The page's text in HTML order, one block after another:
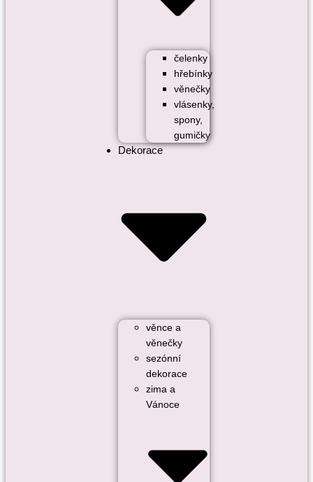
čelenky
hřebínky
věnečky
vlásenky,
spony,
gumičky
Dekorace
věnce a
věnečky
sezónní
dekorace
zima a
Vánoce